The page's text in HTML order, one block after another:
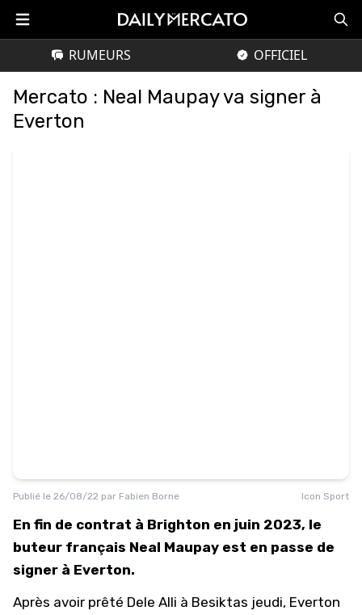
RUMEURS OFFICIEL
Mercato : Neal Maupay va signer à
Everton
Publié le 26/08/22 par Fabien Borne Icon Sport
En fin de contrat à Brighton en juin 2023, le
buteur français Neal Maupay est en passe de
signer à Everton.
Après avoir prêté Dele Alli à Besiktas jeudi, Everton